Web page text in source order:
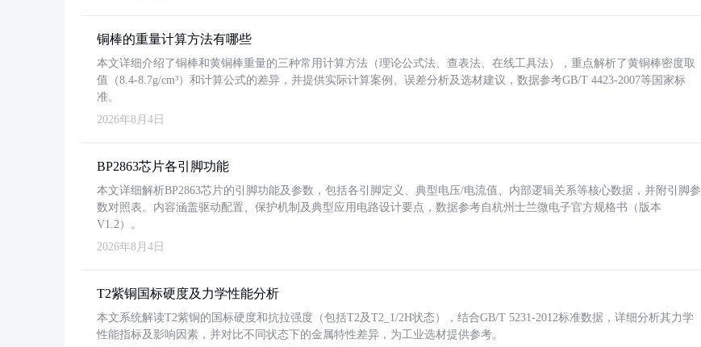
铜棒的重量计算方法有哪些
本文详细介绍了铜棒和黄铜棒重量的三种常用计算方法（理论公式法、查表法、在线工具法），重点解析了黄铜棒密度取
值（8.4-8.7g/cm³）和计算公式的差异，并提供实际计算案例、误差分析及选材建议，数据参考GB/T 4423-2007等国家标
准。
2026年8月4日
BP2863芯片各引脚功能
本文详细解析BP2863芯片的引脚功能及参数，包括各引脚定义、典型电压/电流值、内部逻辑关系等核心数据，并附引脚参
数对照表。内容涵盖驱动配置、保护机制及典型应用电路设计要点，数据参考自杭州士兰微电子官方规格书（版本
V1.2）。
2026年8月4日
T2紫铜国标硬度及力学性能分析
本文系统解读T2紫铜的国标硬度和抗拉强度（包括T2及T2_1/2H状态），结合GB/T 5231-2012标准数据，详细分析其力学
性能指标及影响因素，并对比不同状态下的金属特性差异，为工业选材提供参考。